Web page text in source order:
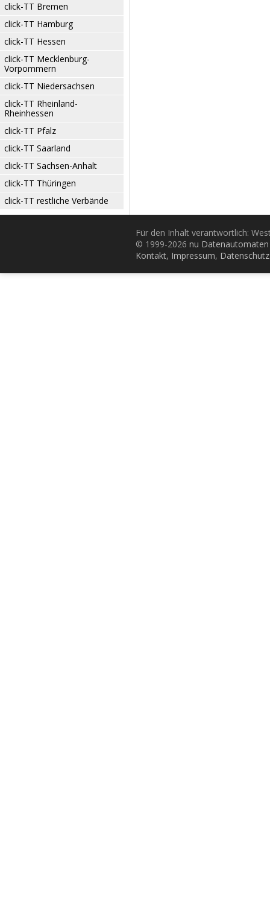
click-TT Bremen
click-TT Hamburg
click-TT Hessen
click-TT Mecklenburg-
Vorpommern
click-TT Niedersachsen
click-TT Rheinland-
Rheinhessen
click-TT Pfalz
click-TT Saarland
click-TT Sachsen-Anhalt
click-TT Thüringen
click-TT restliche Verbände
Für den Inhalt verantwortlich:
© 1999-2026 nu
Kontakt, Impressum, Datenschutz